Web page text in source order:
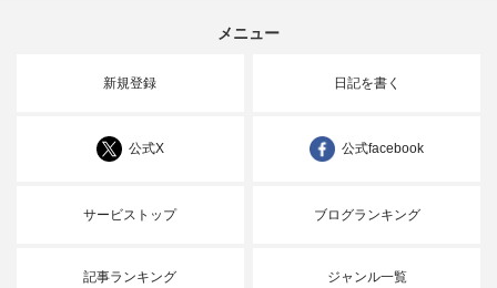
メニュー
新規登録 日記を書く
公式X 公式facebook
サービストップ ブログランキング
記事ランキング ジャンル一覧